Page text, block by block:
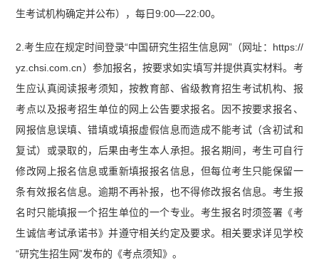
生考试机构确定并公布），每日9:00—22:00。
2.考生应在规定时间登录“中国研究生招生信息网”（网址：https://
yz.chsi.com.cn）参加报名，按要求如实填写并提供真实材料。考
生应认真阅读报考须知，按教育部、省级教育招生考试机构、报
考点以及报考招生单位的网上公告要求报名。因不按要求报名、
网报信息误填、错填或填报虚假信息而造成不能考试（含初试和
复试）或录取的，后果由考生本人承担。报名期间，考生可自行
修改网上报名信息或重新填报报名信息，但每位考生只能保留一
条有效报名信息。逾期不再补报，也不得修改报名信息。考生报
名时只能填报一个招生单位的一个专业。考生报名时须签署《考
生诚信考试承诺书》并遵守相关约定及要求。相关要求详见学校
“研究生招生网”发布的《考点须知》。